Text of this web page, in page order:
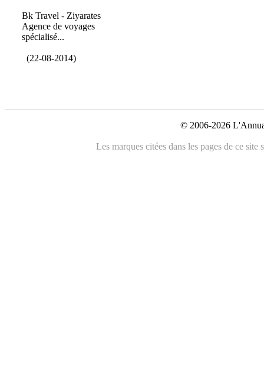
Bk Travel - Ziyarates
Agence de voyages
spécialisé...
(22-08-2014)
© 2006-2026
Les marques citées dans les pages de ce